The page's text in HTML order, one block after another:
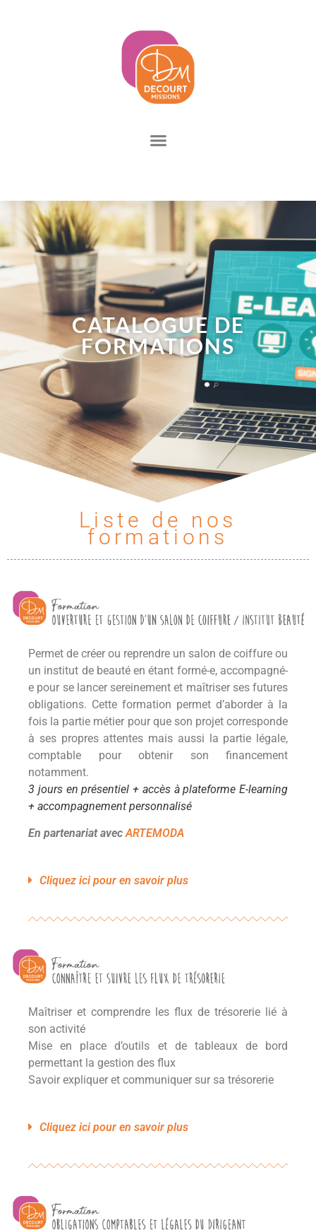
CATALOGUE DE
FORMATIONS
Liste de nos
formations
Permet de créer ou reprendre un salon de coiffure ou
un institut de beauté en étant formé-e, accompagné-
e pour se lancer sereinement et maîtriser ses futures
obligations. Cette formation permet d’aborder à la
fois la partie métier pour que son projet corresponde
à ses propres attentes mais aussi la partie légale,
comptable pour obtenir son financement
notamment.
3 jours en présentiel + accès à plateforme E-learning
+ accompagnement personnalisé
En partenariat avecARTEMODA
Cliquez ici pour en savoir plus
Maîtriser et comprendre les flux de trésorerie lié à
son activité
Mise en place d’outils et de tableaux de bord
permettant la gestion des flux
Savoir expliquer et communiquer sur sa trésorerie
Cliquez ici pour en savoir plus